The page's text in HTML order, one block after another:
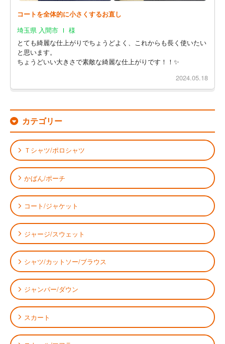
コートを全体的に小さくするお直し
埼玉県 入間市 Ｉ 様
とても綺麗な仕上がりでちょうどよく、これからも長く使いたい
と思います。
ちょうどいい大きさで素敵な綺麗な仕上がりです！！✨
2024.05.18
カテゴリー
Ｔシャツ/ポロシャツ
かばん/ポーチ
コート/ジャケット
ジャージ/スウェット
シャツ/カットソー/ブラウス
ジャンパー/ダウン
スカート